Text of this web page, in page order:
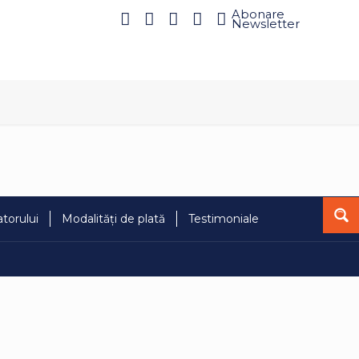
Abonare
Newsletter
Modalități de plată Testimoniale